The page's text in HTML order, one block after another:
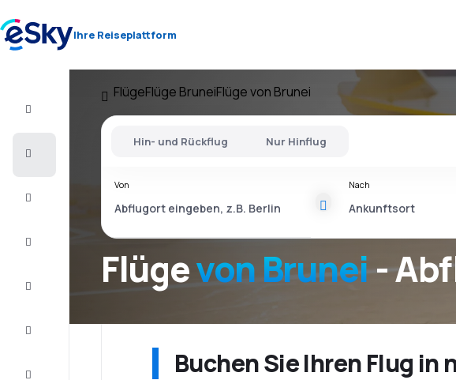
Ihre Reiseplattform
FlügeFlüge BruneiFlüge von Brunei
Flügevon Brunei-
Hin- und Rückflug Nur Hinflug
Von Nach
Buchen Sie Ihren Flug